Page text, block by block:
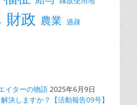
財政 農業 過疎
イターの物語 2025年6月9日
決しますか？【活動報告09号】